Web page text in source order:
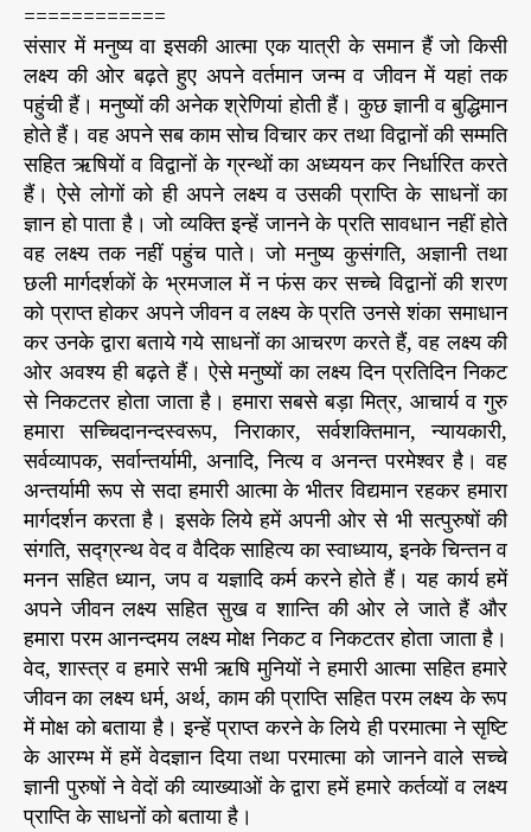
हुं
चा
ने
का
प्र
य
त्न
क
ना
चा
हि
ये
”
============
संसार में मनुष्य वा इसकी आत्मा एक यात्री के समान हैं जो किसी
लक्ष्य की ओर बढ़ते हुए अपने वर्तमान जन्म व जीवन में यहां तक
पहुंची हैं। मनुष्यों की अनेक श्रेणियां होती हैं। कुछ ज्ञानी व बुद्धिमान
होते हैं। वह अपने सब काम सोच विचार कर तथा विद्वानों की सम्मति
सहित ऋषियों व विद्वानों के ग्रन्थों का अध्ययन कर निर्धारित करते
हैं। ऐसे लोगों को ही अपने लक्ष्य व उसकी प्राप्ति के साधनों का
ज्ञान हो पाता है। जो व्यक्ति इन्हें जानने के प्रति सावधान नहीं होते
वह लक्ष्य तक नहीं पहुंच पाते। जो मनुष्य कुसंगति, अज्ञानी तथा
छली मार्गदर्शकों के भ्रमजाल में न फंस कर सच्चे विद्वानों की शरण
को प्राप्त होकर अपने जीवन व लक्ष्य के प्रति उनसे शंका समाधान
कर उनके द्वारा बताये गये साधनों का आचरण करते हैं, वह लक्ष्य की
ओर अवश्य ही बढ़ते हैं। ऐसे मनुष्यों का लक्ष्य दिन प्रतिदिन निकट
से निकटतर होता जाता है। हमारा सबसे बड़ा मित्र, आचार्य व गुरु
हमारा सच्चिदानन्दस्वरूप, निराकार, सर्वशक्तिमान, न्यायकारी,
सर्वव्यापक, सर्वान्तर्यामी, अनादि, नित्य व अनन्त परमेश्वर है। वह
अन्तर्यामी रूप से सदा हमारी आत्मा के भीतर विद्यमान रहकर हमारा
मार्गदर्शन करता है। इसके लिये हमें अपनी ओर से भी सत्पुरुषों की
संगति, सद्ग्रन्थ वेद व वैदिक साहित्य का स्वाध्याय, इनके चिन्तन व
मनन सहित ध्यान, जप व यज्ञादि कर्म करने होते हैं। यह कार्य हमें
अपने जीवन लक्ष्य सहित सुख व शान्ति की ओर ले जाते हैं और
हमारा परम आनन्दमय लक्ष्य मोक्ष निकट व निकटतर होता जाता है।
वेद, शास्त्र व हमारे सभी ऋषि मुनियों ने हमारी आत्मा सहित हमारे
जीवन का लक्ष्य धर्म, अर्थ, काम की प्राप्ति सहित परम लक्ष्य के रूप
में मोक्ष को बताया है। इन्हें प्राप्त करने के लिये ही परमात्मा ने सृष्टि
के आरम्भ में हमें वेदज्ञान दिया तथा परमात्मा को जानने वाले सच्चे
ज्ञानी पुरुषों ने वेदों की व्याख्याओं के द्वारा हमें हमारे कर्तव्यों व लक्ष्य
प्राप्ति के साधनों को बताया है।